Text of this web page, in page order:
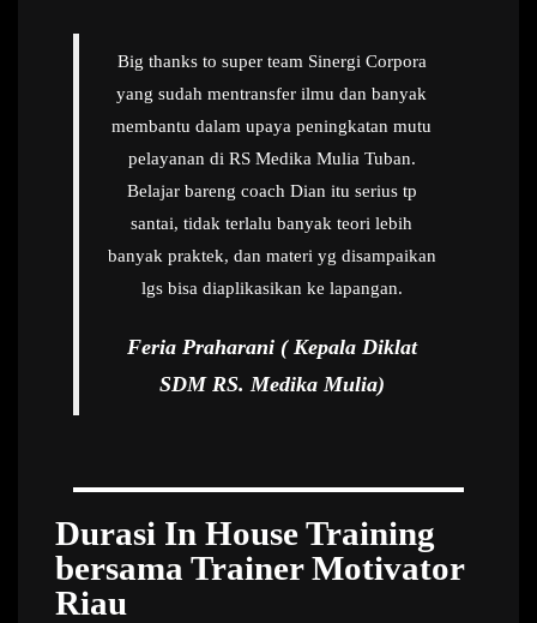
Big thanks to super team Sinergi Corpora
yang sudah mentransfer ilmu dan banyak
membantu dalam upaya peningkatan mutu
pelayanan di RS Medika Mulia Tuban.
Belajar bareng coach Dian itu serius tp
santai, tidak terlalu banyak teori lebih
banyak praktek, dan materi yg disampaikan
lgs bisa diaplikasikan ke lapangan.
Feria Praharani ( Kepala Diklat
SDM RS. Medika Mulia)
Durasi In House Training
bersama Trainer Motivator
Riau